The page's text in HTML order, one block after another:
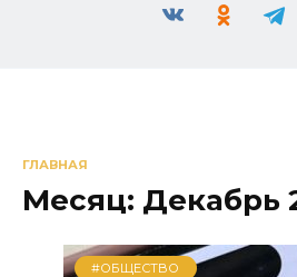
ГЛАВНАЯ
Месяц: Декабрь
#ОБЩЕСТВО